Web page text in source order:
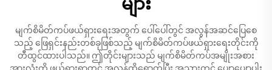
မျက်စိမိတ်ကပ်ဖယ်ရှားရေးအတွက် ပေါ်ပေါ်တွင် အလွန်အဆင်ပြေစေ
သည့် ဖြေရှင်းနည်းတစ်ခုဖြစ်သည့် မျက်စိမိတ်ကပ်ဖယ်ရှားရေးတိုင်းကို
တီထွင်ထားပါသည်။ ဤတိုင်းများသည် မျက်စိမိတ်ကပ်အမျိုးအစား